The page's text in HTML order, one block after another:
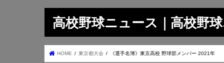
高校野球ニュース｜高校野
HOME 東京都大会 《選手名簿》東京高校 野球部メンバー 2021年